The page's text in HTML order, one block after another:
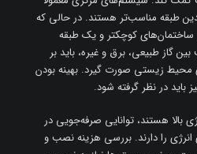
طبقه مناسب‌تر هستند. در حالی که
کوچکتر و یک طبقه
گاز طبیعی، برق و غیره، باید بر
محیط زیستی صورت گیرد. بهینه بودن
در نظر گرفته شود.
بالا هستند، توانایی صرفه‌جویی در
را دارند. بررسی هزینه نصب و